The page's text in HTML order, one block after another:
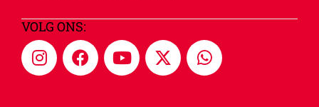
VOLG ONS: